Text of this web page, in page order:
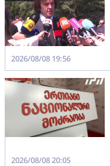
2026/08/08 19:56
2026/08/08 20:05